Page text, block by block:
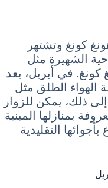
كونغ وتشتهر
الشهيرة مثل
كونغ. في أبريل، يعد
الهواء الطلق مثل
ذلك، يمكن للزوار
بمنازلها المبنية
التقليدية